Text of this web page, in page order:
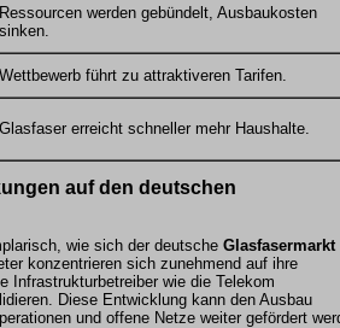
Ressourcen werden gebündelt, Ausbaukosten
sinken.
Wettbewerb führt zu attraktiveren Tarifen.
Glasfaser erreicht schneller mehr Haushalte.
auf den deutschen
wie sich der deutsche Glasfasermarkt
konzentrieren sich zunehmend auf ihre
Infrastrukturbetreiber wie die Telekom
Diese Entwicklung kann den Ausbau
und offene Netze weiter gefördert